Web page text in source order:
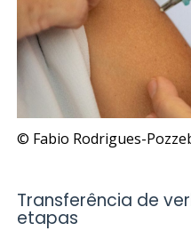
© Fabio Rodrigues-
Transferência de
etapas